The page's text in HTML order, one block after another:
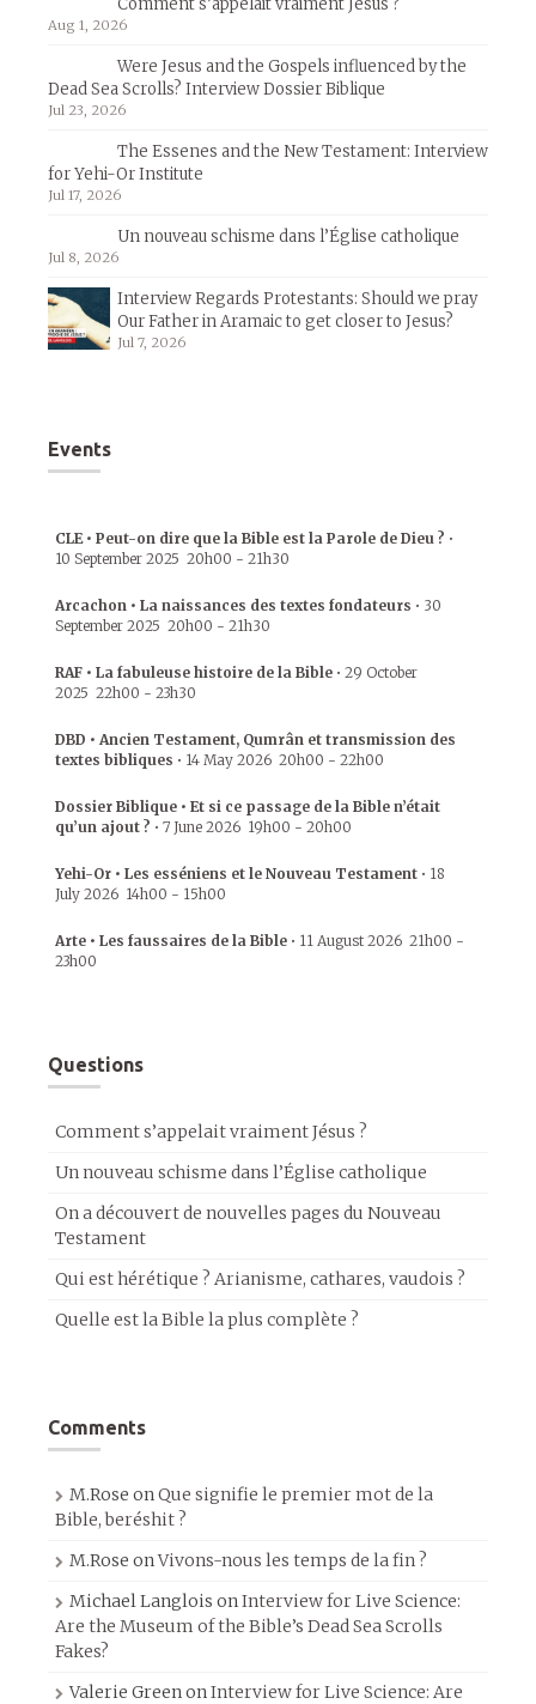
Aug 1, 2026
Were Jesus and the Gospels influenced by the
Dead Sea Scrolls? Interview Dossier Biblique
Jul 23, 2026
The Essenes and the New Testament: Interview
for Yehi-Or Institute
Jul 17, 2026
Un nouveau schisme dans l’Église catholique
Jul 8, 2026
Interview Regards Protestants: Should we pray
Our Father in Aramaic to get closer to Jesus?
Jul 7, 2026
Events
CLE • Peut-on dire que la Bible est la Parole de Dieu ? •
10 September 2025 20h00 - 21h30
Arcachon • La naissances des textes fondateurs • 30
September 2025 20h00 - 21h30
RAF • La fabuleuse histoire de la Bible • 29 October
2025 22h00 - 23h30
DBD • Ancien Testament, Qumrân et transmission des
textes bibliques • 14 May 2026 20h00 - 22h00
Dossier Biblique • Et si ce passage de la Bible n’était
qu’un ajout ? • 7 June 2026 19h00 - 20h00
Yehi-Or • Les esséniens et le Nouveau Testament • 18
July 2026 14h00 - 15h00
Arte • Les faussaires de la Bible • 11 August 2026 21h00 -
23h00
Questions
Comment s’appelait vraiment Jésus ?
Un nouveau schisme dans l’Église catholique
On a découvert de nouvelles pages du Nouveau
Testament
Qui est hérétique ? Arianisme, cathares, vaudois ?
Quelle est la Bible la plus complète ?
Comments
M.Rose on Que signifie le premier mot de la
Bible, beréshit ?
M.Rose onVivons-nous les temps de la fin ?
Michael Langlois on Interview for Live Science:
Are the Museum of the Bible’s Dead Sea Scrolls
Fakes?
Valerie Green on Interview for Live Science: Are